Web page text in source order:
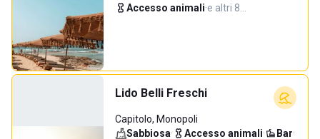
Accesso animali·e altri 8…
Lido Belli Freschi
Capitolo, Monopoli
Sabbiosa· Accesso animali· Bar·